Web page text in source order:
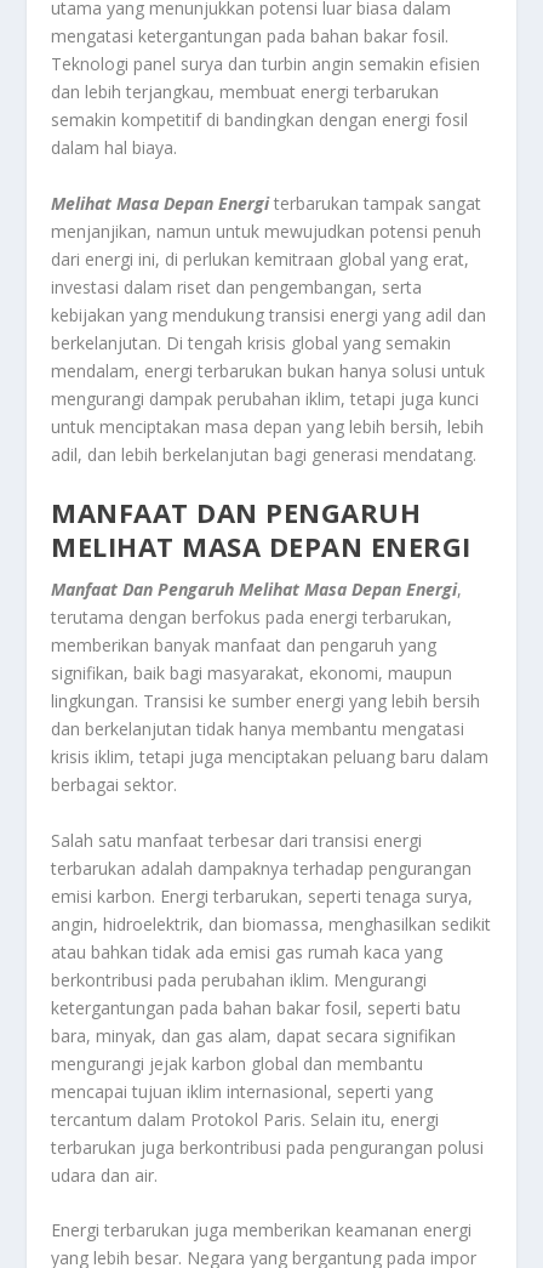
utama yang menunjukkan potensi luar biasa dalam
mengatasi ketergantungan pada bahan bakar fosil.
Teknologi panel surya dan turbin angin semakin efisien
dan lebih terjangkau, membuat energi terbarukan
semakin kompetitif di bandingkan dengan energi fosil
dalam hal biaya.
Melihat Masa Depan Energiterbarukan tampak sangat
menjanjikan, namun untuk mewujudkan potensi penuh
dari energi ini, di perlukan kemitraan global yang erat,
investasi dalam riset dan pengembangan, serta
kebijakan yang mendukung transisi energi yang adil dan
berkelanjutan. Di tengah krisis global yang semakin
mendalam, energi terbarukan bukan hanya solusi untuk
mengurangi dampak perubahan iklim, tetapi juga kunci
untuk menciptakan masa depan yang lebih bersih, lebih
adil, dan lebih berkelanjutan bagi generasi mendatang.
MANFAAT DAN PENGARUH
MELIHAT MASA DEPAN ENERGI
Manfaat Dan Pengaruh Melihat Masa Depan Energi,
terutama dengan berfokus pada energi terbarukan,
memberikan banyak manfaat dan pengaruh yang
signifikan, baik bagi masyarakat, ekonomi, maupun
lingkungan. Transisi ke sumber energi yang lebih bersih
dan berkelanjutan tidak hanya membantu mengatasi
krisis iklim, tetapi juga menciptakan peluang baru dalam
berbagai sektor.
Salah satu manfaat terbesar dari transisi energi
terbarukan adalah dampaknya terhadap pengurangan
emisi karbon. Energi terbarukan, seperti tenaga surya,
angin, hidroelektrik, dan biomassa, menghasilkan sedikit
atau bahkan tidak ada emisi gas rumah kaca yang
berkontribusi pada perubahan iklim. Mengurangi
ketergantungan pada bahan bakar fosil, seperti batu
bara, minyak, dan gas alam, dapat secara signifikan
mengurangi jejak karbon global dan membantu
mencapai tujuan iklim internasional, seperti yang
tercantum dalam Protokol Paris. Selain itu, energi
terbarukan juga berkontribusi pada pengurangan polusi
udara dan air.
Energi terbarukan juga memberikan keamanan energi
yang lebih besar. Negara yang bergantung pada impor